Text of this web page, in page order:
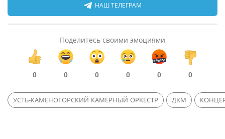
НАШ ТЕЛЕГРАМ
Поделитесь своими эмоциями
0 0 0 0 0 0
УСТЬ-КАМЕНОГОРСКИЙ КАМЕРНЫЙ ОРКЕСТР ДКМ